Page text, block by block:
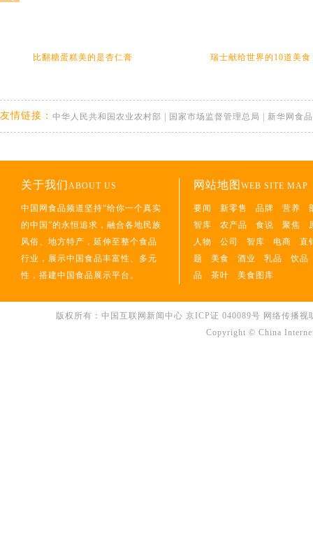
比翻糖蛋糕美的是杏仁膏 瑞士献给世界的10道美食
友情链接： 中华人民共和国农业农村部 | 国家市场监督管理总局 | 新华网食品
关于我们 ABOUT US
中国网食品频道坚持“给你一个真实
的中国”的永恒追求，融合各地民族
风俗、地方特产，延伸至整个食品
行业，展示中国食品丰富性、多元
性，搭建中国食品展示平台。
网站地图 WEB SITE MAP
要闻 新零售 品牌 营养
智库
农产品 食说 聚焦
人物
公司 智库 电商
直
题
美食 酒业 乳品
饮品
品
茶叶 美食图库
版权所有：中国互联网新闻中心 京ICP证 040089号 网络传播
Copyright © China